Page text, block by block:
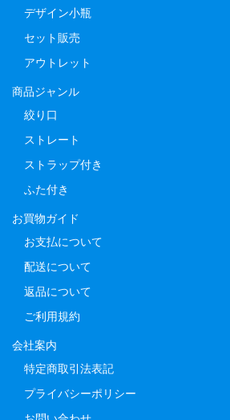
デザイン小瓶
セット販売
アウトレット
商品ジャンル
絞り口
ストレート
ストラップ付き
ふた付き
お買物ガイド
お支払について
配送について
返品について
ご利用規約
会社案内
特定商取引法表記
プライバシーポリシー